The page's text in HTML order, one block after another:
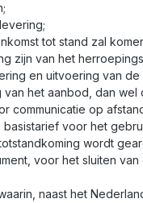
tot stand zal
zijn van het
en uitvoering van de
het aanbod, dan
communicatie op
voor het
wordt
voor het sluiten
naast het